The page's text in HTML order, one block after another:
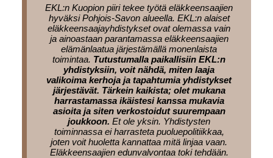
EKL:n Kuopion piiri tekee työtä eläkkeensaajien
hyväksi Pohjois-Savon alueella. EKL:n alaiset
eläkkeensaajayhdistykset ovat olemassa vain
ja ainoastaan parantamassa eläkkeensaajien
elämänlaatua järjestämällä monenlaista
toimintaa. Tutustumalla paikallisiin EKL:n
yhdistyksiin, voit nähdä, miten laaja
valikoima kerhoja ja tapahtumia yhdistykset
järjestävät. Tärkein kaikista; olet mukana
harrastamassa ikäistesi kanssa mukavia
asioita ja siten verkostoidut suurempaan
joukkoon. Et ole yksin. Yhdistysten
toiminnassa ei harrasteta puoluepolitiikkaa,
joten voit huoletta kannattaa mitä linjaa vaan.
Eläkkeensaajien edunvalvontaa toki tehdään.